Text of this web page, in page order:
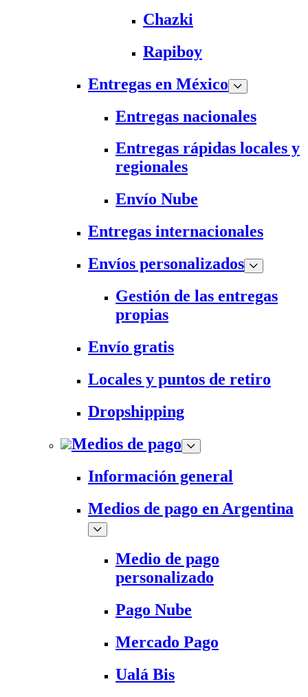
Chazki
Rapiboy
Entregas en México
Entregas nacionales
Entregas rápidas locales y
regionales
Envío Nube
Entregas internacionales
Envíos personalizados
Gestión de las entregas
propias
Envío gratis
Locales y puntos de retiro
Dropshipping
Medios de pago
Información general
Medios de pago en Argentina
Medio de pago
personalizado
Pago Nube
Mercado Pago
Ualá Bis